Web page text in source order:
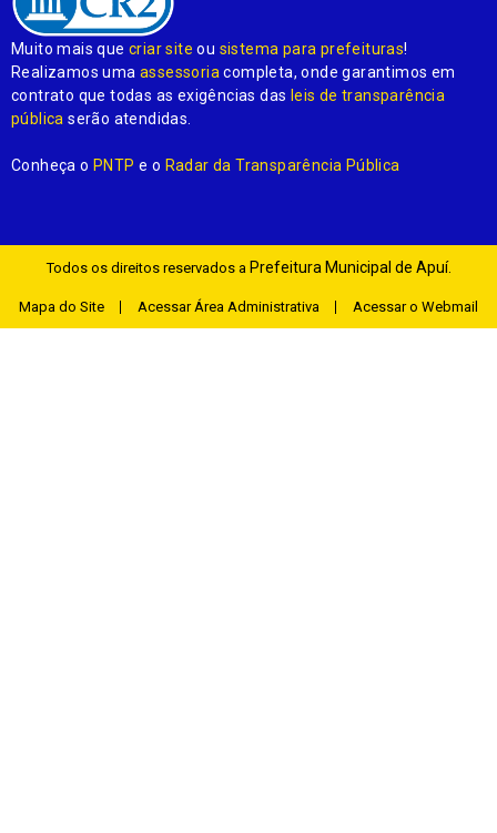
Muito mais quecriar site ou sistema para prefeituras!
Realizamos umaassessoria completa, onde garantimos em
contrato que todas as exigências das leis de transparência
pública serão atendidas.
Conheça o PNTP e o Radar da Transparência Pública
Todos os direitos reservados a Prefeitura Municipal de Apuí.
Mapa do Site Acessar Área Administrativa Acessar o Webmail